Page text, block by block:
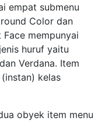
empat submenu
Color dan
mempunyai
huruf yaitu
Verdana. Item
kelas
obyek item menu